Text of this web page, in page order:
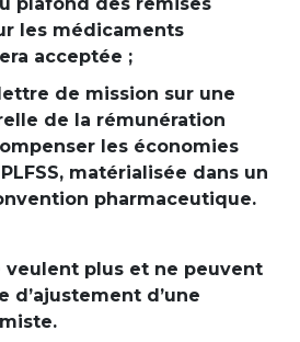
les médicaments
acceptée ;
de mission sur une
de la rémunération
les économies
matérialisée dans un
pharmaceutique.
veulent plus et ne peuvent
d’ajustement d’une